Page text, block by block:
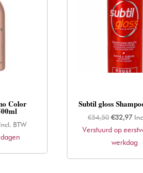
Color
Incl. BTW
Subtil gloss
€54,50
prijs
was:
€32,97
is:
Verstuurd op
werkdag